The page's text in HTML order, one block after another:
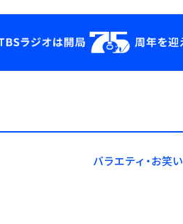
YouTube
会社情報
バラエティ・お笑い